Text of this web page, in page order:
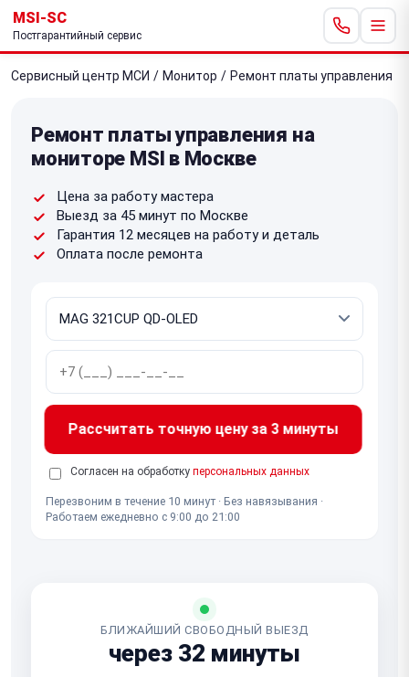
MSI-SC
Постгарантийный сервис
Сервисный центр МСИ / Монитор / Ремонт платы управления
Ремонт платы управления на
мониторе MSI в Москве
Цена за работу мастера
Выезд за 45 минут по Москве
Гарантия 12 месяцев на работу и деталь
Оплата после ремонта
Рассчитать точную цену за 3 минуты
Согласен на обработку персональных данных
Перезвоним в течение 10 минут · Без навязывания ·
Работаем ежедневно с 9:00 до 21:00
БЛИЖАЙШИЙ СВОБОДНЫЙ ВЫЕЗД
через 32 минуты